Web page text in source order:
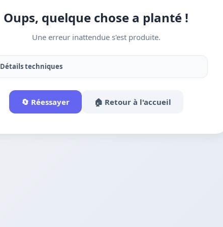
Oups, quelque chose a planté !
Une erreur inattendue s'est produite.
Détails techniques
🔄 Réessayer 🏠 Retour à l'accueil